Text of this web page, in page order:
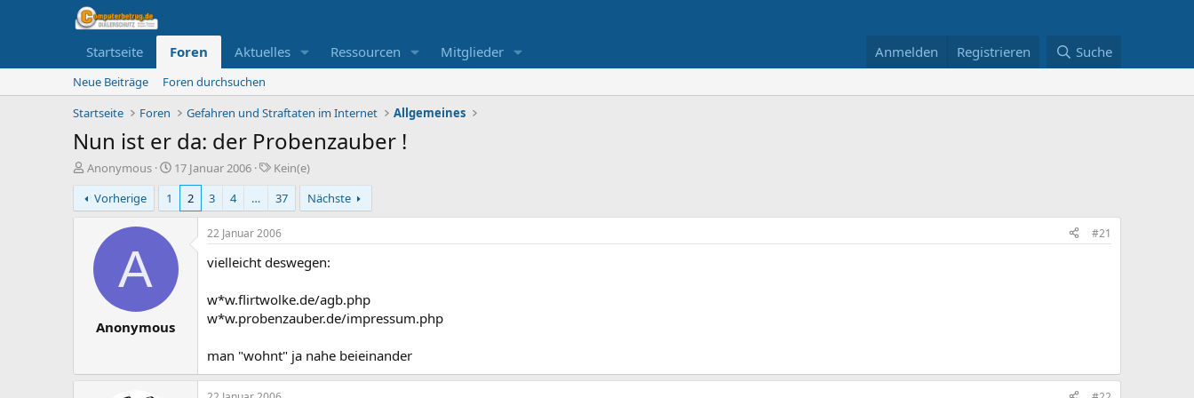
Startseite Foren Aktuelles Ressourcen Mitglieder Anmelden Registrieren Suche
Neue Beiträge
Foren durchsuchen
Startseite
Foren Gefahren und Straftaten im Internet Allgemeines
Nun ist er da: der Probenzauber !
E
r
s
t
Anonymous
E
r
t
l
t
a
17 Januar 2006
S
c
h
l
a
g
w
r
e
Kein(e)
Vorherige
1 2 3 4 … 37 Nächste
A
Anonymous
22 Januar 2006 #21
vielleicht deswegen:
w*w.flirtwolke.de/agb.php
w*w.probenzauber.de/impressum.php
man "wohnt" ja nahe beieinander